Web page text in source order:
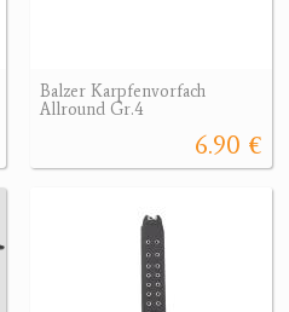
Balzer Karpfenvorfach
Allround Gr.4
6.90 €